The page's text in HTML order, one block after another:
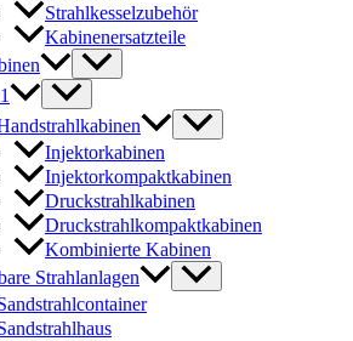
Strahlkesselzubehör
Kabinenersatzteile
Injektorkabinen
Injektorkompaktkabinen
Druckstrahlkabinen
Druckstrahlkompaktkabinen
Kombinierte Kabinen
Strahlanlagen